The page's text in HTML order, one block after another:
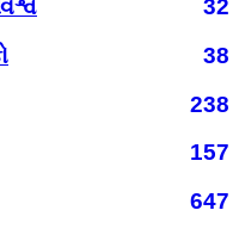
32
38
238
157
647